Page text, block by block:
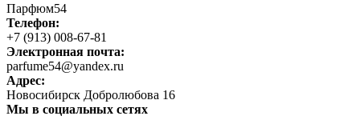
Парфюм54
Телефон:
+7 (913) 008-67-81
Электронная почта:
parfume54@yandex.ru
Адрес:
Новосибирск Добролюбова 16
Мы в социальных сетях